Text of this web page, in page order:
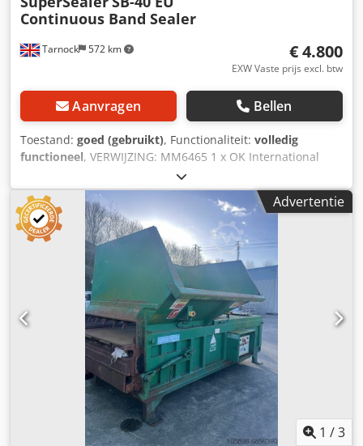
Tarnock 572 km
Continuous Band Sealer
€ 4.800
EXW Vaste prijs excl. btw
Aanvragen Bellen
Toestand: goed (gebruikt), Functionaliteit: volledig
functioneel, VERWIJZING: MM6465 1 x OK International
Group SuperSealer, een bandsealmachine voor continue
werking, gemonteerd op een mobiel, in hoogte verstelbaar
onderstel. Fabrikant: OK International Group. Model: SB-40
EU. Serienummer: 218-2527-22. Snelheid: variabel, tot 21,3
m/min. Materiaal van de zak: hittebestendige materialen
tot 15 mils of 380 micron. Richting: van rechts naar links.
LET OP: Er zijn 2 machines beschikbaar voor verkoop (4.800
euro per stuk). Dcodoznux Ujpfx Am Eek
Advertentie
1 /3